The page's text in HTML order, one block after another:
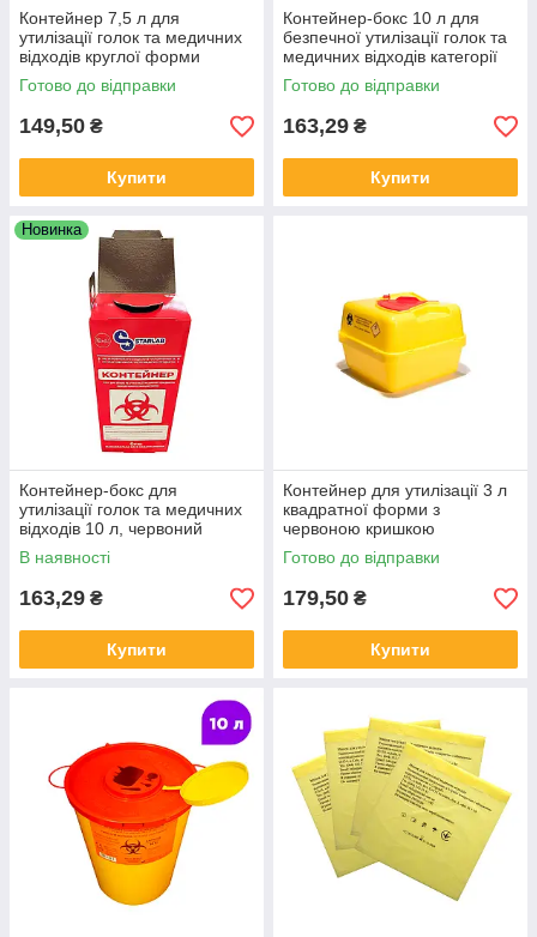
Контейнер 7,5 л для
утилізації голок та медичних
відходів круглої форми
Готово до відправки
149,50 ₴
Купити
Контейнер-бокс 10 л для
безпечної утилізації голок та
медичних відходів категорії
«B»
Готово до відправки
163,29 ₴
Купити
Новинка
Контейнер-бокс для
утилізації голок та медичних
відходів 10 л, червоний
картон з фольгою
(фольгований всередині)
В наявності
163,29 ₴
Купити
Контейнер для утилізації 3 л
квадратної форми з
червоною кришкою
Готово до відправки
179,50 ₴
Купити